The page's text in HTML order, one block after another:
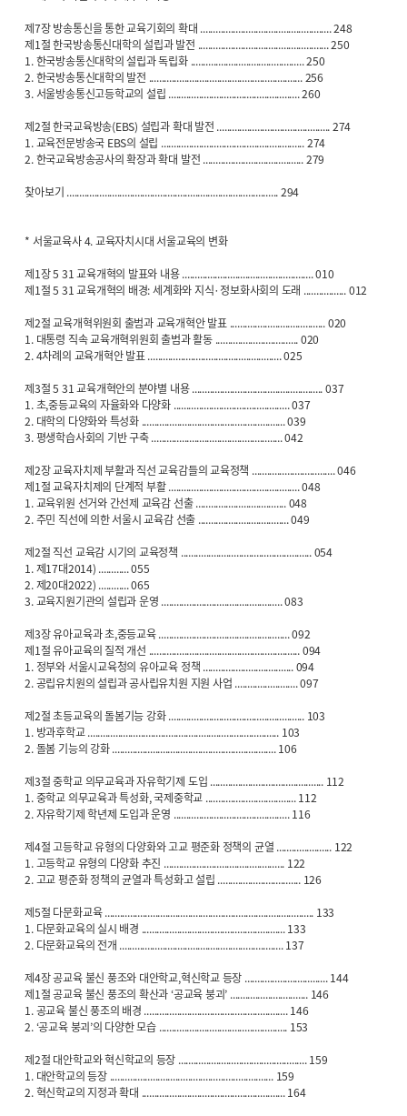
제7장 방송통신을 통한 교육기회의 확대 .................................................... 248
제1절 한국방송통신대학의 설립과 발전 .................................................... 250
1. 한국방송통신대학의 설립과 독립화 ............................................. 250
2. 한국방송통신대학의 발전 ............................................................. 256
3. 서울방송통신고등학교의 설립 .................................................... 260
제2절 한국교육방송(EBS) 설립과 확대 발전 ............................................. 274
1. 교육전문방송국 EBS의 설립 ......................................................... 274
2. 한국교육방송공사의 확장과 확대 발전 ........................................ 279
찾아보기 .................................................................................... 294
* 서울교육사 4. 교육자치시대 서울교육의 변화
제1장 5 31 교육개혁의 발표와 내용 .................................................... 010
제1절 5 31 교육개혁의 배경: 세계화와 지식·정보화사회의 도래 ................. 012
제2절 교육개혁위원회 출범과 교육개혁안 발표 ...................................... 020
1. 대통령 직속 교육개혁위원회 출범과 활동 ................................. 020
2. 4차례의 교육개혁안 발표 ..................................................... 025
제3절 5 31 교육개혁안의 분야별 내용 .................................................... 037
1. 초,중등교육의 자율화와 다양화 .............................................. 037
2. 대학의 다양화와 특성화 ......................................................... 039
3. 평생학습사회의 기반 구축 .................................................... 042
제2장 교육자치제 부활과 직선 교육감들의 교육정책 ................................. 046
제1절 교육자치제의 단계적 부활 .................................................... 048
1. 교육위원 선거와 간선제 교육감 선출 .................................... 048
2. 주민 직선에 의한 서울시 교육감 선출 .................................... 049
제2절 직선 교육감 시기의 교육정책 .................................................... 054
1. 제17대2014) ............ 055
2. 제20대2022) ............ 065
3. 교육지원기관의 설립과 운영 ................................................ 083
제3장 유아교육과 초,중등교육 .................................................... 092
제1절 유아교육의 질적 개선 ............................................................ 094
1. 정부와 서울시교육청의 유아교육 정책 .................................... 094
2. 공립유치원의 설립과 공사립유치원 지원 사업 ......................... 097
제2절 초등교육의 돌봄기능 강화 ...................................................... 103
1. 방과후학교 ............................................................................ 103
2. 돌봄 기능의 강화 ................................................................. 106
제3절 중학교 의무교육과 자유학기제 도입 ............................................. 112
1. 중학교 의무교육과 특성화, 국제중학교 .................................... 112
2. 자유학기제 학년제 도입과 운영 .............................................. 116
제4절 고등학교 유형의 다양화와 고교 평준화 정책의 균열 ...................... 122
1. 고등학교 유형의 다양화 추진 ................................................ 122
2. 고교 평준화 정책의 균열과 특성화고 설립 ................................. 126
제5절 다문화교육 ................................................................................... 133
1. 다문화교육의 실시 배경 ......................................................... 133
2. 다문화교육의 전개 ................................................................. 137
제4장 공교육 불신 풍조와 대안학교,혁신학교 등장 ................................. 144
제1절 공교육 불신 풍조의 확산과 ‘공교육 붕괴’ ............................... 146
1. 공교육 불신 풍조의 배경 ......................................................... 146
2. ‘공교육 붕괴’의 다양한 모습 ................................................... 153
제2절 대안학교와 혁신학교의 등장 ................................................... 159
1. 대안학교의 등장 ................................................................. 159
2. 혁신학교의 지정과 확대 ......................................................... 164